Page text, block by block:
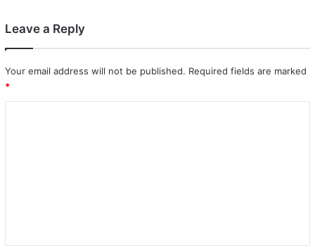
Leave a Reply
Your email address will not be published. Required fields are marked
*